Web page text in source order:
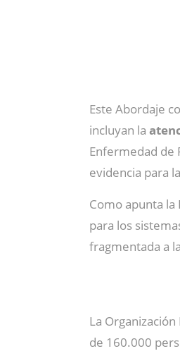
Este Abordaje
incluyan la
Enfermedad de
evidencia para la
Como apunta la
para los
fragmentada a
La
de 160.000